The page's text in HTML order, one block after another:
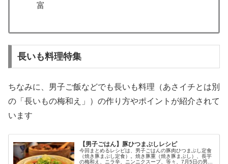
富
長いも料理特集
ちなみに、男子ご飯などでも長いも料理（あさイチとは別
の「長いもの梅和え」）の作り方やポイントが紹介されて
います
【男子ごはん】豚ひつまぶしレシピ
今回まとめるレシピは、男子ごはんの豚肉ひつまぶし定食
（焼き豚まぶし定食）。焼き豚重（焼き豚まぶし）、長芋
の梅和え、ニラ辛、ニンニクスープ、等々、7月5日の男子